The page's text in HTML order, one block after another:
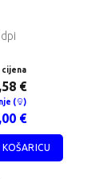
cijena
€
( )
€